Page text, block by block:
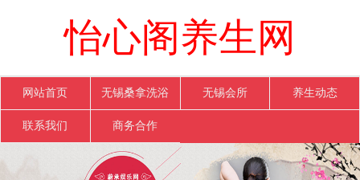
怡心阁养生网
网站首页 无锡桑拿洗浴 无锡会所 养生动态
联系我们 商务合作